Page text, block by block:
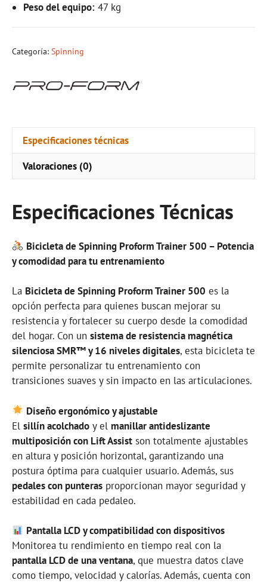
Peso del equipo:47 kg
Categoría: Spinning
Especificaciones técnicas
Valoraciones (0)
Especificaciones Técnicas
Bicicleta de Spinning Proform Trainer 500 – Potencia
y comodidad para tu entrenamiento
La Bicicleta de Spinning Proform Trainer 500 es la
opción perfecta para quienes buscan mejorar su
resistencia y fortalecer su cuerpo desde la comodidad
del hogar. Con un sistema de resistencia magnética
silenciosa SMR™ y 16 niveles digitales, esta bicicleta te
permite personalizar tu entrenamiento con
transiciones suaves y sin impacto en las articulaciones.
Diseño ergonómico y ajustable
El sillín acolchado y el manillar antideslizante
multiposición con Lift Assist son totalmente ajustables
en altura y posición horizontal, garantizando una
postura óptima para cualquier usuario. Además, sus
pedales con punteras proporcionan mayor seguridad y
estabilidad en cada pedaleo.
Pantalla LCD y compatibilidad con dispositivos
Monitorea tu rendimiento en tiempo real con la
pantalla LCD de una ventana, que muestra datos clave
como tiempo, velocidad y calorías. Además, cuenta con